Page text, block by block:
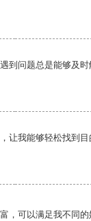
到问题总是能够及
让我能够轻松找到
，可以满足我不同的